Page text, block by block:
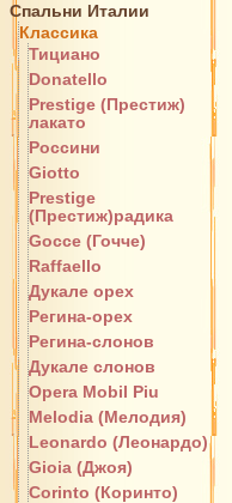
Спальни Италии
Классика
Тициано
Donatello
Prestige (Престиж)
лакато
Россини
Giotto
Prestige
(Престиж)радика
Gocce (Гочче)
Raffaello
Дукале орех
Регина-орех
Регина-слонов
Дукале слонов
Opera Mobil Piu
Melodia (Мелодия)
Leonardo (Леонардо)
Gioia (Джоя)
Corinto (Коринто)